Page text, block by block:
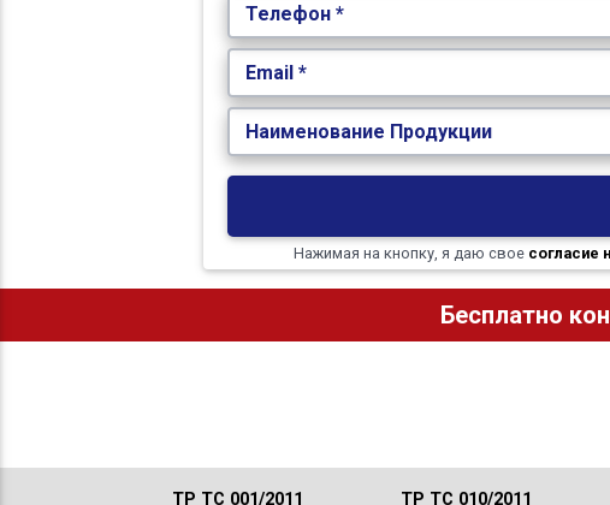
Телефон *
Email *
Наименование Продукции
Нажимая на кнопку, я даю свое согласие
Бесплатно
ТР ТС 001/2011 ТР ТС 010/2011